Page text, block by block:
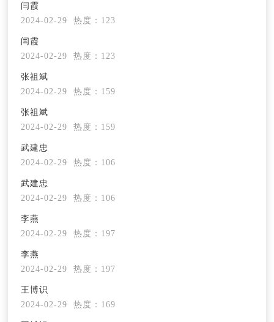
闫霞
2024-02-29
热度：123
闫霞
2024-02-29
热度：123
张祖斌
2024-02-29
热度：159
张祖斌
2024-02-29
热度：159
武建忠
2024-02-29
热度：106
武建忠
2024-02-29
热度：106
李燕
2024-02-29
热度：197
李燕
2024-02-29
热度：197
王博识
2024-02-29
热度：169